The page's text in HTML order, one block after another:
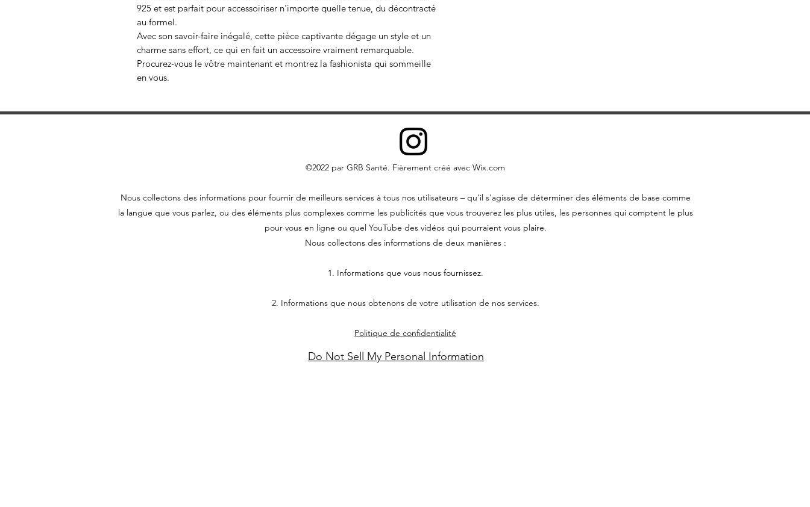
925 et est parfait pour accessoiriser n'importe quelle tenue, du décontracté
au formel.
Avec son savoir-faire inégalé, cette pièce captivante dégage un style et un
charme sans effort, ce qui en fait un accessoire vraiment remarquable.
Procurez-vous le vôtre maintenant et montrez la fashionista qui sommeille
en vous.
©2022 par GRB Santé. Fièrement créé avec Wix.com
Nous collectons des informations pour fournir de meilleurs services à tous nos utilisateurs – qu'il s'agisse de déterminer des éléments de base comme
la langue que vous parlez, ou des éléments plus complexes comme les publicités que vous trouverez les plus utiles, les personnes qui comptent le plus
pour vous en ligne ou quel YouTube des vidéos qui pourraient vous plaire.
Nous collectons des informations de deux manières :
1. Informations que vous nous fournissez.
2. Informations que nous obtenons de votre utilisation de nos services.
Politique de confidentialité
Do Not Sell My Personal Information